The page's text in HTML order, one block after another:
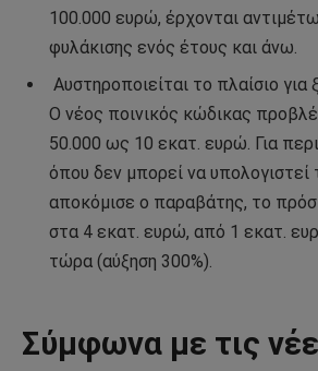
100.000 ευρώ, έρχονται
φυλάκισης ενός έτους και άνω.
Αυστηροποιείται το πλαίσιο
Ο νέος ποινικός κώδικας
50.000 ως 10 εκατ. ευρώ. Για
όπου δεν μπορεί να
αποκόμισε ο παραβάτης, το
στα 4 εκατ. ευρώ, από 1 εκατ.
τώρα (αύξηση 300%).
Σύμφωνα με τις